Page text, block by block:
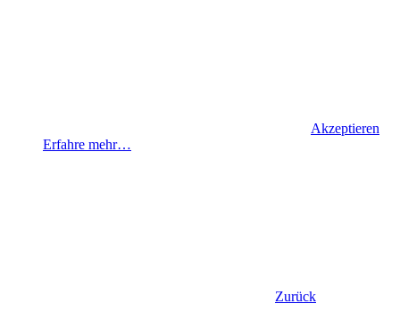
Akzeptieren
Erfahre mehr…
Zurück